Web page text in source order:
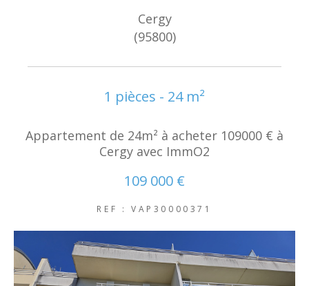
Cergy
(95800)
1 pièces - 24 m²
Appartement de 24m² à acheter 109000 € à
Cergy avec ImmO2
109 000 €
REF : VAP30000371
AFFINER LES CRITÈRES
FILTRER PAR
NOUVEAUTÉS
RECHERCHER